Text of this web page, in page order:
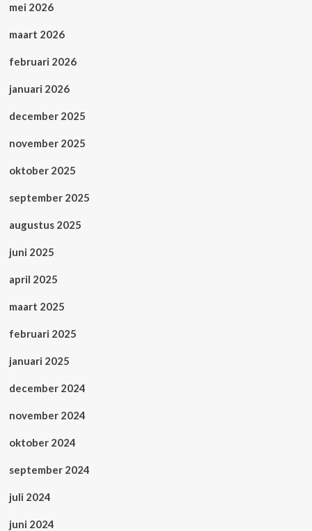
mei 2026
maart 2026
februari 2026
januari 2026
december 2025
november 2025
oktober 2025
september 2025
augustus 2025
juni 2025
april 2025
maart 2025
februari 2025
januari 2025
december 2024
november 2024
oktober 2024
september 2024
juli 2024
juni 2024